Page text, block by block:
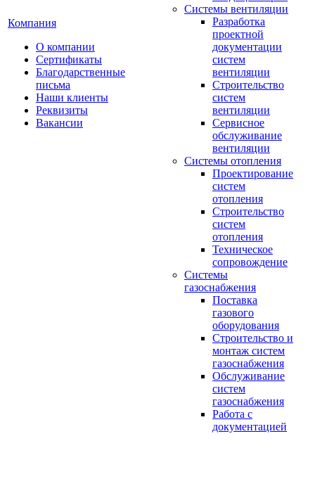
Компания
О компании
Сертификаты
Благодарственные
письма
Наши клиенты
Реквизиты
Вакансии
Системы вентиляции
Разработка
проектной
документации
систем
вентиляции
Строительство
систем
вентиляции
Сервисное
обслуживание
вентиляции
Системы отопления
Проектирование
систем
отопления
Строительство
систем
отопления
Техническое
сопровождение
Системы
газоснабжения
Поставка
газового
оборудования
Строительство и
монтаж систем
газоснабжения
Обслуживание
систем
газоснабжения
Работа с
документацией